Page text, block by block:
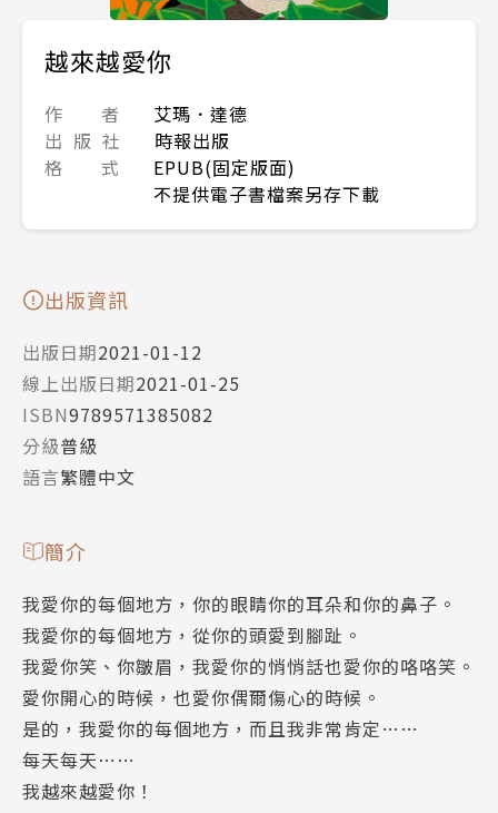
越來越愛你
作 者
艾瑪．達德
出 版 社
時報出版
格 式
EPUB(固定版面)
不提供電子書檔案另存下載
出版資訊
出版日期2021-01-12
線上出版日期2021-01-25
ISBN9789571385082
分級普級
語言繁體中文
簡介
我愛你的每個地方，你的眼睛你的耳朵和你的鼻子。
我愛你的每個地方，從你的頭愛到腳趾。
我愛你笑、你皺眉，我愛你的悄悄話也愛你的咯咯笑。
愛你開心的時候，也愛你偶爾傷心的時候。
是的，我愛你的每個地方，而且我非常肯定……
每天每天……
我越來越愛你！